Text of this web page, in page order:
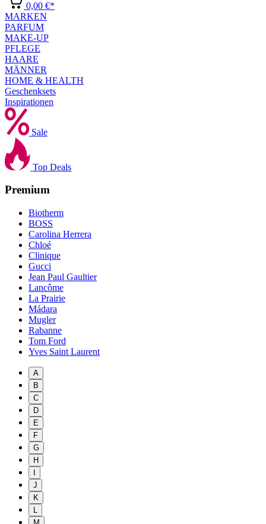
0,00 €*
MARKEN
PARFUM
MAKE-UP
PFLEGE
HAARE
MÄNNER
HOME & HEALTH
Geschenksets
Inspirationen
Sale
Top Deals
Premium
Biotherm
BOSS
Carolina Herrera
Chloé
Clinique
Gucci
Jean Paul Gaultier
Lancôme
La Prairie
Mádara
Mugler
Rabanne
Tom Ford
Yves Saint Laurent
A
B
C
D
E
F
G
H
J
K
L